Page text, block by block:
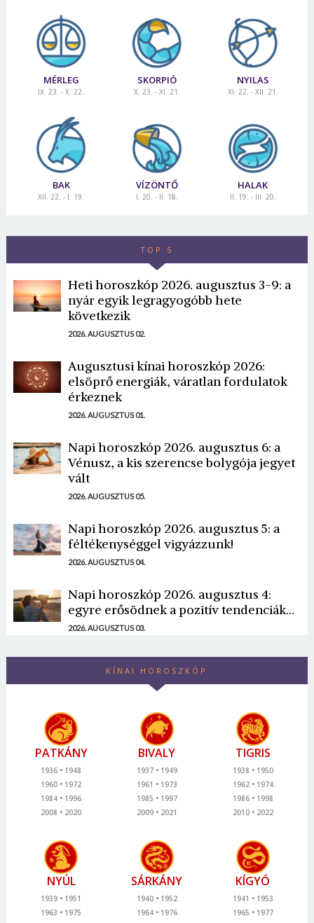
MÉRLEG
IX. 23. - X. 22.
SKORPIÓ
X. 23. - XI. 21.
NYILAS
XI. 22. - XII. 21.
BAK
XII. 22. - I. 19.
VÍZÖNTŐ
I. 20. - II. 18.
HALAK
II. 19. - III. 20.
TOP 5
Heti horoszkóp 2026. augusztus 3-9: a
nyár egyik legragyogóbb hete
következik
2026. AUGUSZTUS 02.
Augusztusi kínai horoszkóp 2026:
elsöprő energiák, váratlan fordulatok
érkeznek
2026. AUGUSZTUS 01.
Napi horoszkóp 2026. augusztus 6: a
Vénusz, a kis szerencse bolygója jegyet
vált
2026. AUGUSZTUS 05.
Napi horoszkóp 2026. augusztus 5: a
féltékenységgel vigyázzunk!
2026. AUGUSZTUS 04.
Napi horoszkóp 2026. augusztus 4:
egyre erősödnek a pozitív tendenciák...
2026. AUGUSZTUS 03.
KÍNAI HOROSZKÓP
PATKÁNY
1936
1948
1960
1972
1984
1996
2008
2020
BIVALY
1937
1949
1961
1973
1985
1997
2009
2021
TIGRIS
1938
1950
1962
1974
1986
1998
2010
2022
NYÚL
1939
1951
1963
1975
SÁRKÁNY
1940
1952
1964
1976
KÍGYÓ
1941
1953
1965
1977